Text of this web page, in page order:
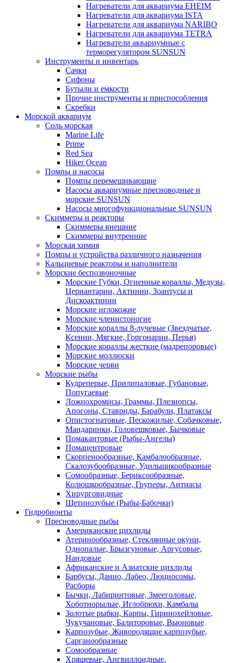
Нагреватели для аквариума EHEIM
Нагреватели для аквариума ISTA
Нагреватели для аквариума NARIBO
Нагреватели для аквариума TETRA
Нагреватели аквариумные с
терморегулятором SUNSUN
Инструменты и инвентарь
Сачки
Сифоны
Бутыли и емкости
Прочие инструменты и приспособления
Скребки
Морской аквариум
Соль морская
Marine Life
Prime
Red Sea
Hiker Ocean
Помпы и насосы
Помпы перемешивающие
Насосы аквариумные пресноводные и
морские SUNSUN
Насосы многофункциональные SUNSUN
Скиммеры и реакторы
Скиммеры внешние
Скиммеры внутренние
Морская химия
Помпы и устройства различного назначения
Кальциевые реакторы и наполнители
Морские беспозвоночные
Морские Губки, Огненные кораллы, Медузы,
Цериантарии, Актинии, Зоантусы и
Дискоактинии
Морские иглокожие
Морские членистоногие
Морские кораллы 8-лучевые (Звездчатые,
Ксении, Мягкие, Горгонарии, Перья)
Морские кораллы жесткие (мадрепоровые)
Морские моллюски
Морские черви
Морские рыбы
Кудреперые, Прилипаловые, Губановые,
Попугаевые
Ложнохромисы, Граммы, Плезиопсы,
Апогоны, Ставриды, Барабули, Платаксы
Опистогнатовые, Пескожилые, Собачковые,
Мандаринки, Головешковые, Бычковые
Помакантовые (Рыбы-Ангелы)
Помацентровые
Скорпенообразные, Камбалообразные,
Скалозубообразные, Удильщикообразные
Сомообразные, Бериксообразные,
Колюшкообразные, Груперы, Антиасы
Хирурговидные
Щетинозубые (Рыбы-Бабочки)
Гидробионты
Пресноводные рыбы
Американские цихлиды
Атеринообразные, Стеклянные окуни,
Однопалые, Брызгуновые, Аргусовые,
Нандовые
Африканские и Азиатские цихлиды
Барбусы, Данио, Лабео, Люциосомы,
Расборы
Бычки, Лабиринтовые, Змееголовые,
Хоботнорылые, Иглобрюхи, Камбалы
Золотые рыбки, Карпы, Гиринохейловые,
Чукучановые, Балиторовые, Вьюновые
Карпозубые, Живородящие карпозубые,
Сарганообразные
Сомообразные
Хрящевые, Ангвиллоидные,